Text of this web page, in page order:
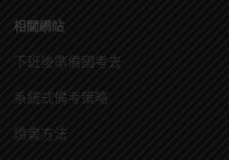
相關網站
下班後準備國考去
系統式備考策略
讀書方法